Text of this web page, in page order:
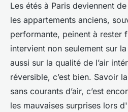
Les étés à Paris deviennent
les appartements anciens,
performante, peinent à rester
intervient non seulement sur
aussi sur la qualité de l’air
réversible, c’est bien. Savoir
sans courants d’air, c’est
les mauvaises surprises lors